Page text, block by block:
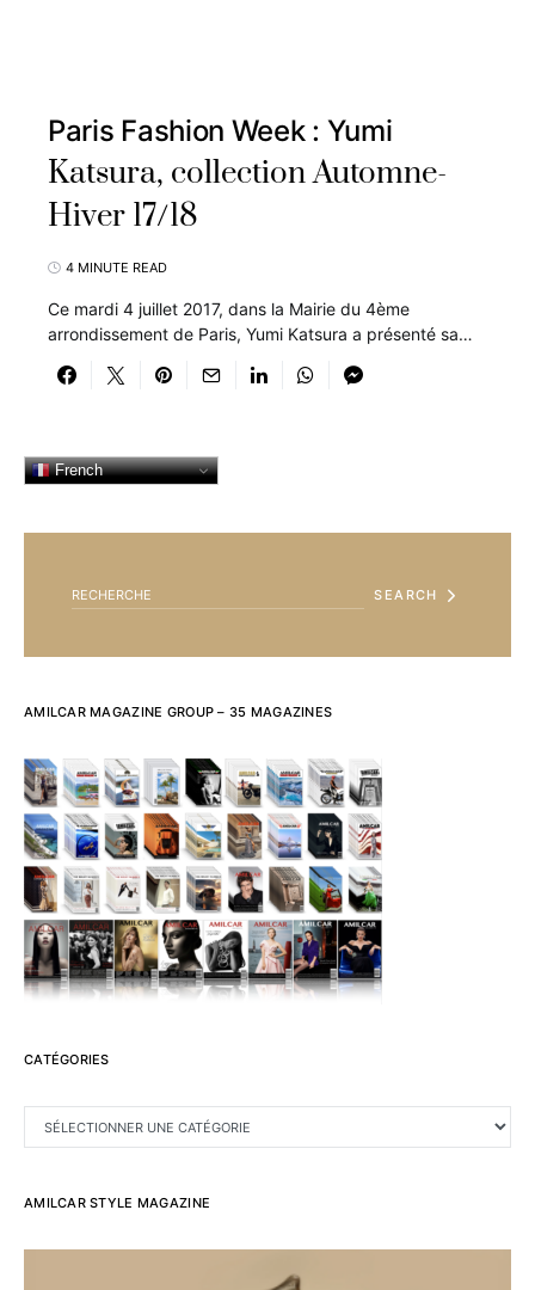
Paris Fashion Week : Yumi
Katsura, collection Automne-
Hiver 17/18
4 MINUTE READ
Ce mardi 4 juillet 2017, dans la Mairie du 4ème
arrondissement de Paris, Yumi Katsura a présenté sa…
French
SEARCH
AMILCAR MAGAZINE GROUP – 35 MAGAZINES
CATÉGORIES
AMILCAR STYLE MAGAZINE